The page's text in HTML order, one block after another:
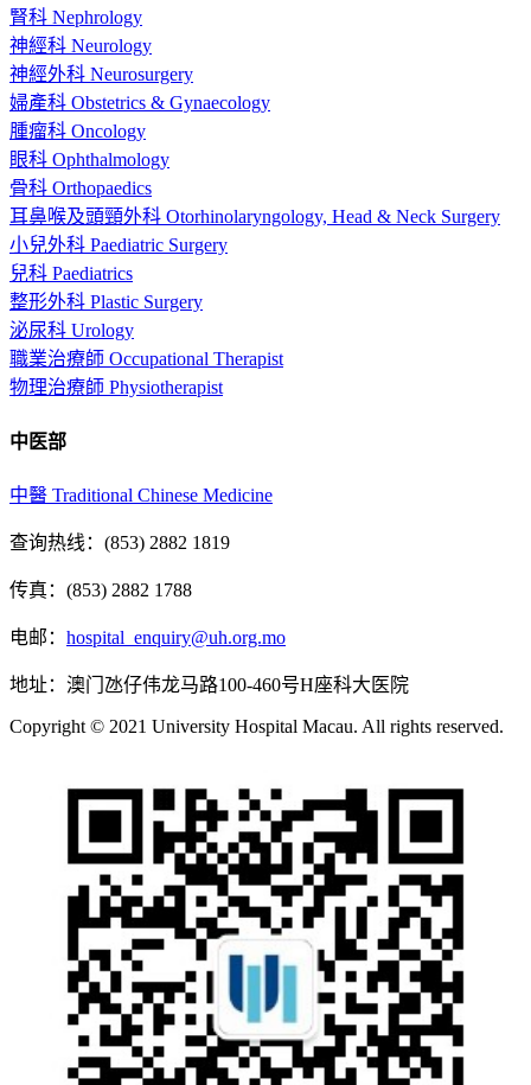
腎科 Nephrology
神經科 Neurology
神經外科 Neurosurgery
婦產科 Obstetrics & Gynaecology
腫瘤科 Oncology
眼科 Ophthalmology
骨科 Orthopaedics
耳鼻喉及頭頸外科 Otorhinolaryngology, Head & Neck Surgery
小兒外科 Paediatric Surgery
兒科 Paediatrics
整形外科 Plastic Surgery
泌尿科 Urology
職業治療師 Occupational Therapist
物理治療師 Physiotherapist
中医部
中醫 Traditional Chinese Medicine
查询热线：(853) 2882 1819
传真：(853) 2882 1788
电邮： hospital_enquiry@uh.org.mo
地址：澳门氹仔伟龙马路100-460号H座科大医院
Copyright © 2021 University Hospital Macau. All rights reserved.